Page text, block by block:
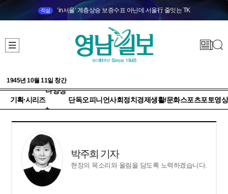
직설 ‘in서울’ 계층상승 보증수표 아닌데 서울行 줄잇는 TK
1945년 10월 11일 창간
기획·시리즈
다양성
+
단독오피니언사회정치 경제생활/문화스포츠포토영상
박주희 기자
현장의 목소리와 울림을 담도록 노력하겠습니다.